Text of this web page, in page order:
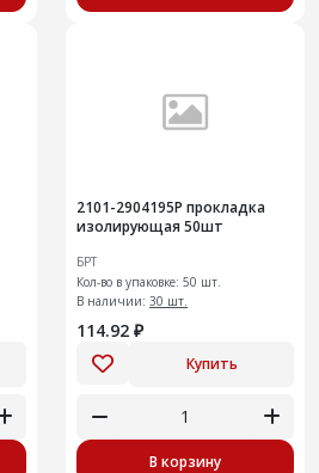
2101-2904195Р прокладка
изолирующая 50шт
БРТ
Кол-во в упаковке: 50 шт.
В наличии: 30 шт.
114.92 ₽
Купить
В корзину